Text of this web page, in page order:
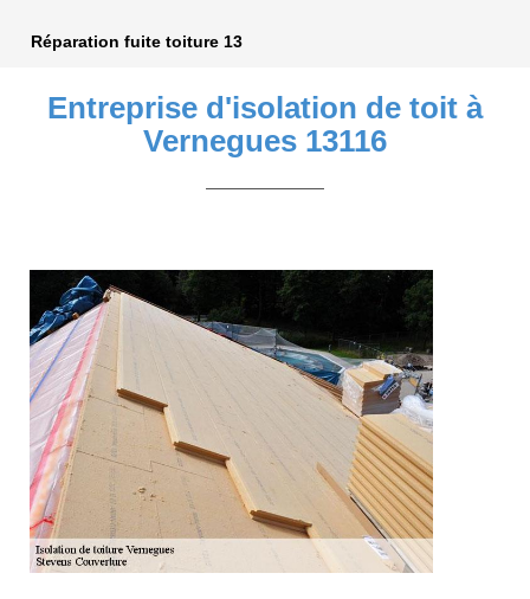
Réparation fuite toiture 13
Entreprise d'isolation de toit à
Vernegues 13116